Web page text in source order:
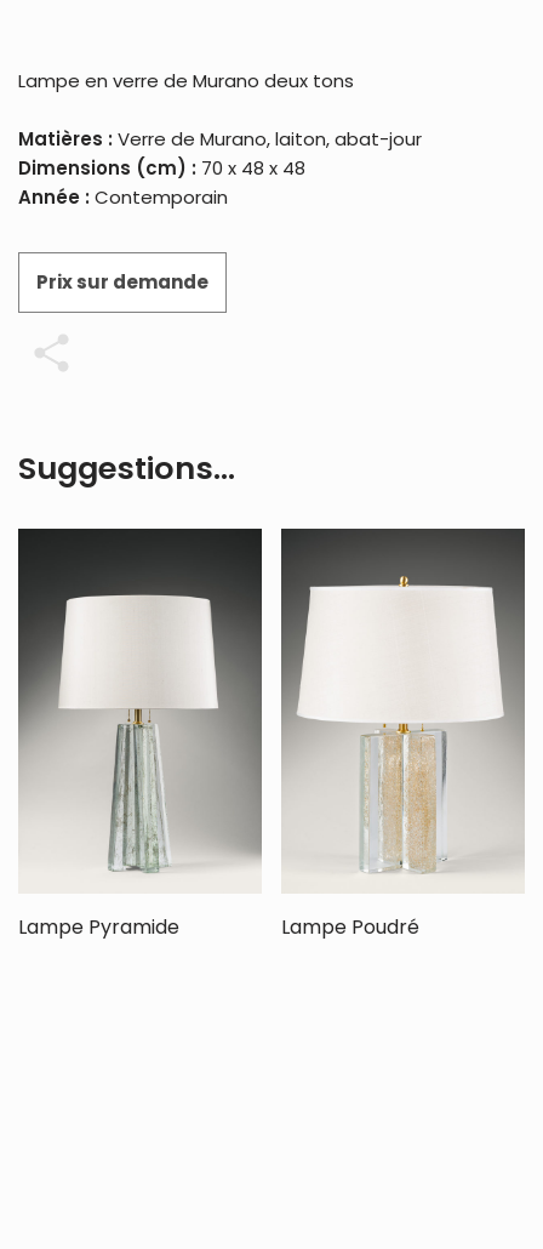
Lampe en verre de Murano deux tons
Matières : Verre de Murano, laiton, abat-jour
Dimensions (cm) : 70 x 48 x 48
Année : Contemporain
Prix sur demande
Suggestions…
Lampe Pyramide Lampe Poudré